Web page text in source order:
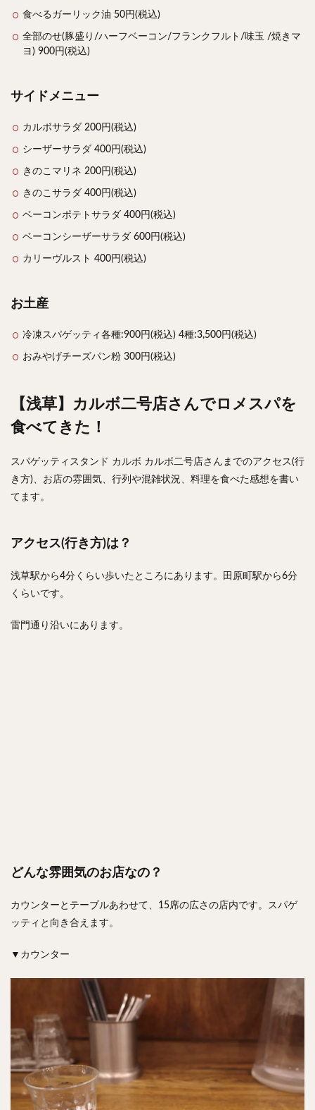
食べるガーリック油 50円(税込)
全部のせ(豚盛り/ハーフベーコン/フランクフルト/味玉 /焼きマ
ヨ) 900円(税込)
サイドメニュー
カルボサラダ 200円(税込)
シーザーサラダ 400円(税込)
きのこマリネ 200円(税込)
きのこサラダ 400円(税込)
ベーコンポテトサラダ 400円(税込)
ベーコンシーザーサラダ 600円(税込)
カリーヴルスト 400円(税込)
お土産
冷凍スパゲッティ各種:900円(税込) 4種:3,500円(税込)
おみやげチーズパン粉 300円(税込)
【浅草】カルボ二号店さんでロメスパを
食べてきた！
スパゲッティスタンド カルボ カルボ二号店さんまでのアクセス(行
き方)、お店の雰囲気、行列や混雑状況、料理を食べた感想を書い
てます。
アクセス(行き方)は？
浅草駅から4分くらい歩いたところにあります。田原町駅から6分
くらいです。
雷門通り沿いにあります。
どんな雰囲気のお店なの？
カウンターとテーブルあわせて、15席の広さの店内です。スパゲ
ッティと向き合えます。
▼カウンター